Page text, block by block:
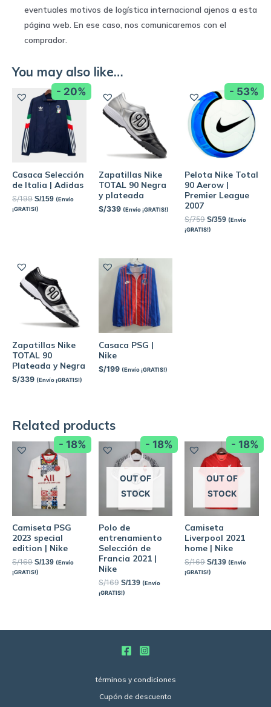
eventuales motivos de logística internacional ajenos a esta
página web. En ese caso, nos comunicaremos con el
comprador.
You may also like…
- 20%
Casaca Selección
de Italia | Adidas
S/199 S/159 (Envío
¡GRATIS!)
Zapatillas Nike
TOTAL 90 Negra
y plateada
S/339 (Envío ¡GRATIS!)
- 53%
Pelota Nike Total
90 Aerow |
Premier League
2007
S/759 S/359 (Envío
¡GRATIS!)
Zapatillas Nike
TOTAL 90
Plateada y Negra
S/339 (Envío ¡GRATIS!)
Casaca PSG |
Nike
S/199 (Envío ¡GRATIS!)
Related products
- 18%
Camiseta PSG
2023 special
edition | Nike
S/169 S/139 (Envío
¡GRATIS!)
- 18%
OUT OF
STOCK
Polo de
entrenamiento
Selección de
Francia 2021 |
Nike
S/169 S/139 (Envío
¡GRATIS!)
- 18%
OUT OF
STOCK
Camiseta
Liverpool 2021
home | Nike
S/169 S/139 (Envío
¡GRATIS!)
términos y condiciones
Cupón de descuento